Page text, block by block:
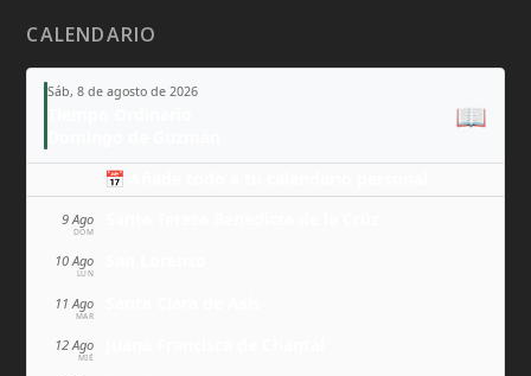
CALENDARIO
Sáb, 8 de agosto de 2026
📖
📅 Añade todo a tu calendario personal
9 Ago
DOM
10 Ago
LUN
11 Ago
MAR
12 Ago
MIÉ